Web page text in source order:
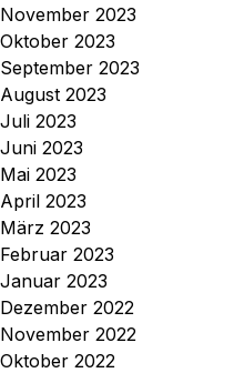
November 2023
Oktober 2023
September 2023
August 2023
Juli 2023
Juni 2023
Mai 2023
April 2023
März 2023
Februar 2023
Januar 2023
Dezember 2022
November 2022
Oktober 2022